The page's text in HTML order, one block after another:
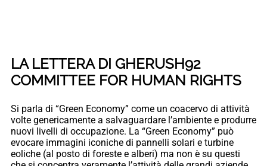
LA LETTERA DI GHERUSH92
COMMITTEE FOR HUMAN RIGHTS
Si parla di “Green Economy” come un coacervo di attività
volte genericamente a salvaguardare l’ambiente e produrre
nuovi livelli di occupazione. La “Green Economy” può
evocare immagini iconiche di pannelli solari e turbine
eoliche (al posto di foreste e alberi) ma non è su questi